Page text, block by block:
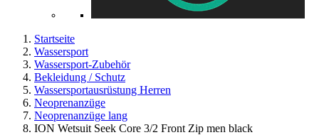
Startseite
Wassersport
Wassersport-Zubehör
Bekleidung / Schutz
Wassersportausrüstung Herren
Neoprenanzüge
Neoprenanzüge lang
ION Wetsuit Seek Core 3/2 Front Zip men black